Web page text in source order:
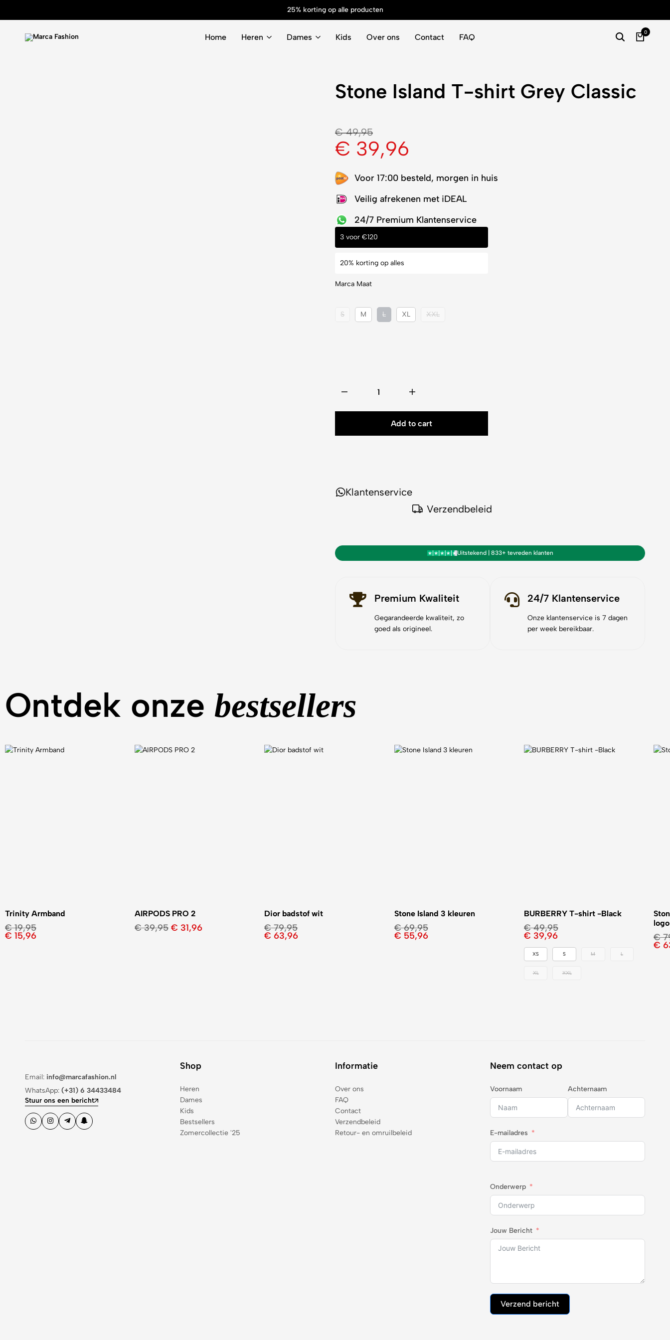
25% korting op alle producten
Home Heren Dames Kids Over ons Contact FAQ
0
Stone Island T-shirt Grey Classic
€49,95
€ 39,96
Voor 17:00 besteld, morgen in huis
Veilig afrekenen met iDEAL
24/7 Premium Klantenservice
3 voor €120
20% korting op alles
Marca Maat
S M L XL XXL
Add to cart
Klantenservice
Verzendbeleid
Uitstekend | 833+ tevreden klanten
Premium Kwaliteit
Gegarandeerde kwaliteit, zo
goed als origineel.
24/7 Klantenservice
Onze klantenservice is 7 dagen
per week bereikbaar.
Ontdek onze bestsellers
Trinity Armband
€19,95
€ 15,96
AIRPODS PRO 2
€39,95 € 31,96
Dior badstof wit
€79,95
€ 63,96
Stone Island 3 kleuren
€69,95
€ 55,96
BURBERRY T-shirt -Black
€49,95
€ 39,96
XS S M L
XL XXL
logo
€
€
Email: info@marcafashion.nl
WhatsApp: (+31) 6 34433484
Stuur ons een bericht
Shop
Heren
Dames
Kids
Bestsellers
Zomercollectie '25
Informatie
Over ons
FAQ
Contact
Verzendbeleid
Retour- en omruilbeleid
Neem contact op
Voornaam Achternaam
E-mailadres
Onderwerp
Jouw Bericht
Verzend bericht